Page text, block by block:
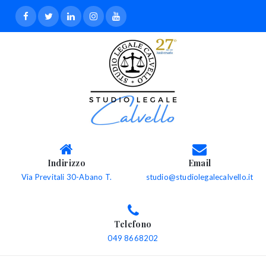
Indirizzo
Via Previtali 30-Abano T.
Email
studio@studiolegalecalvello.it
Telefono
049 8668202